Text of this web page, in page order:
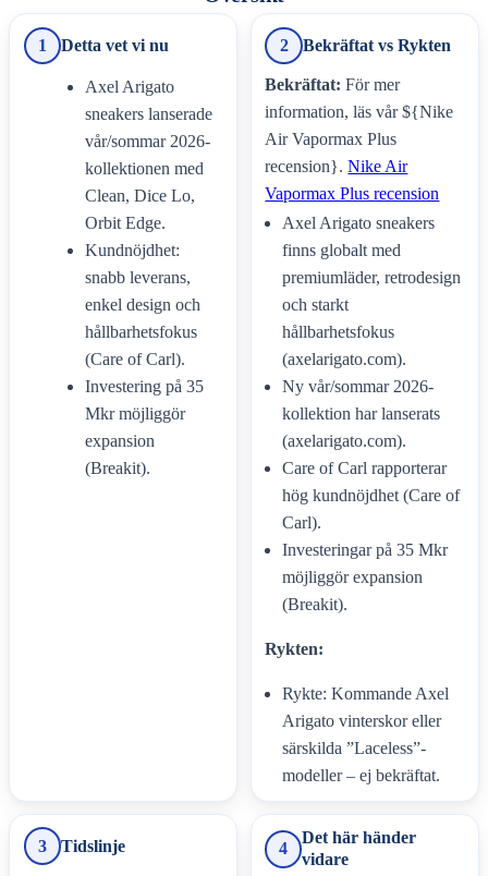
1 Detta vet vi nu
Axel Arigato
sneakers lanserade
vår/sommar 2026-
kollektionen med
Clean, Dice Lo,
Orbit Edge.
Kundnöjdhet:
snabb leverans,
enkel design och
hållbarhetsfokus
(Care of Carl).
Investering på 35
Mkr möjliggör
expansion
(Breakit).
2 Bekräftat vs Rykten
Bekräftat: För mer
information, läs vår ${Nike
Air Vapormax Plus
recension}.Nike Air
Vapormax Plus recension
Axel Arigato sneakers
finns globalt med
premiumläder, retrodesign
och starkt
hållbarhetsfokus
(axelarigato.com).
Ny vår/sommar 2026-
kollektion har lanserats
(axelarigato.com).
Care of Carl rapporterar
hög kundnöjdhet (Care of
Carl).
Investeringar på 35 Mkr
möjliggör expansion
(Breakit).
Rykten:
Rykte: Kommande Axel
Arigato vinterskor eller
särskilda ”Laceless”-
modeller – ej bekräftat.
3 Tidslinje 4
Det här händer
vidare